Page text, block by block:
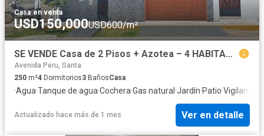
Casa·en venta
USD150,000USD600/m²
SE VENDE Casa de 2 Pisos + Azotea – 4 HABITACIONES Urb. Bella Mar II Etapa, Nuevo Chimbote- ESTRENO
Avenida Peru, Santa
250 m²4 Dormitorios3 BañosCasa
·Agua·Tanque de agua·Cochera·Gas natural ·Jardín·Patio·Vigilante
Actualizado hace más de 1 mes Ver en detalle